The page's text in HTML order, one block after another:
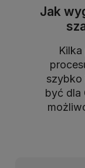
Jak
szybko
być dla